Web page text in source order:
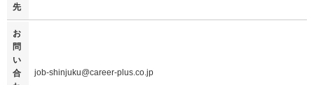
先
お
問
い
合
job-shinjuku@career-plus.co.jp